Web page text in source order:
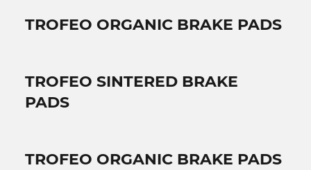
TROFEO ORGANIC BRAKE PADS
TROFEO SINTERED BRAKE
PADS
TROFEO ORGANIC BRAKE PADS